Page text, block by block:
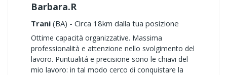
Barbara.R
Trani (BA) - Circa 18km dalla tua posizione
Ottime capacità organizzative. Massima
professionalità e attenzione nello svolgimento del
lavoro. Puntualitá e precisione sono le chiavi del
mio lavoro: in tal modo cerco di conquistare la